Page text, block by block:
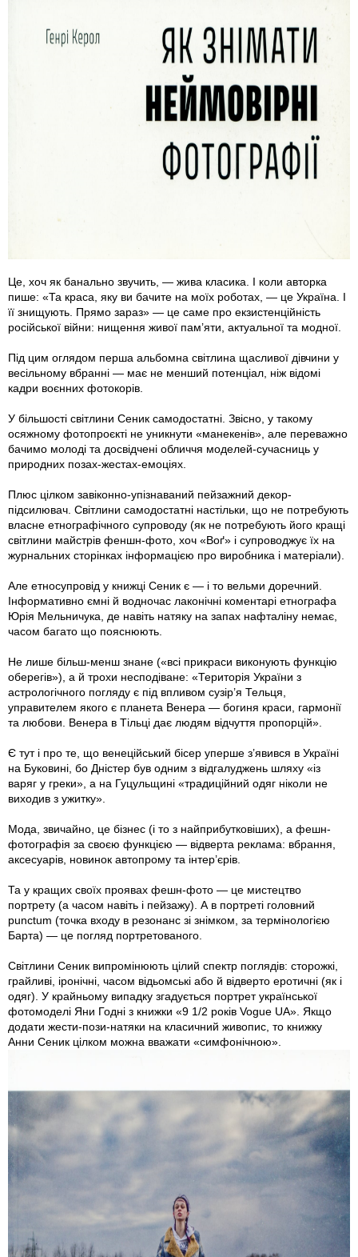
Це, хоч як банально звучить, — жива класика. І коли авторка
пише: «Та краса, яку ви бачите на моїх роботах, — це Україна. І
її знищують. Прямо зараз» — це саме про екзистенційність
російської війни: нищення живої пам’яти, актуальної та модної.
Під цим оглядом перша альбомна світлина щасливої дівчини у
весільному вбранні — має не менший потенціал, ніж відомі
кадри воєнних фотокорів.
У більшості світлини Сеник самодостатні. Звісно, у такому
осяжному фотопроєкті не уникнути «манекенів», але переважно
бачимо молоді та досвідчені обличчя моделей-сучасниць у
природних позах-жестах-емоціях.
Плюс цілком завіконно-упізнаваний пейзажний декор-
підсилювач. Світлини самодостатні настільки, що не потребують
власне етнографічного супроводу (як не потребують його кращі
світлини майстрів феншн-фото, хоч «Воґ» і супроводжує їх на
журнальних сторінках інформацією про виробника і матеріали).
Але етносупровід у книжці Сеник є — і то вельми доречний.
Інформативно ємні й водночас лаконічні коментарі етнографа
Юрія Мельничука, де навіть натяку на запах нафталіну немає,
часом багато що пояснюють.
Не лише більш-менш знане («всі прикраси виконують функцію
оберегів»), а й трохи несподіване: «Територія України з
астрологічного погляду є під впливом сузір’я Тельця,
управителем якого є планета Венера — богиня краси, гармонії
та любови. Венера в Тільці дає людям відчуття пропорцій».
Є тут і про те, що венеційський бісер уперше з’явився в Україні
на Буковині, бо Дністер був одним з відгалуджень шляху «із
варяг у греки», а на Гуцульщині «традиційний одяг ніколи не
виходив з ужитку».
Мода, звичайно, це бізнес (і то з найприбутковіших), а фешн-
фотографія за своєю функцією — відверта реклама: вбрання,
аксесуарів, новинок автопрому та інтер’єрів.
Та у кращих своїх проявах фешн-фото — це мистецтво
портрету (а часом навіть і пейзажу). А в портреті головний
punctum (точка входу в резонанс зі знімком, за термінологією
Барта) — це погляд портретованого.
Світлини Сеник випромінюють цілий спектр поглядів: сторожкі,
грайливі, іронічні, часом відьомські або й відверто еротичні (як і
одяг). У крайньому випадку згадується портрет української
фотомоделі Яни Годні з книжки «9 1/2 років Vogue UA». Якщо
додати жести-пози-натяки на класичний живопис, то книжку
Анни Сеник цілком можна вважати «симфонічною».